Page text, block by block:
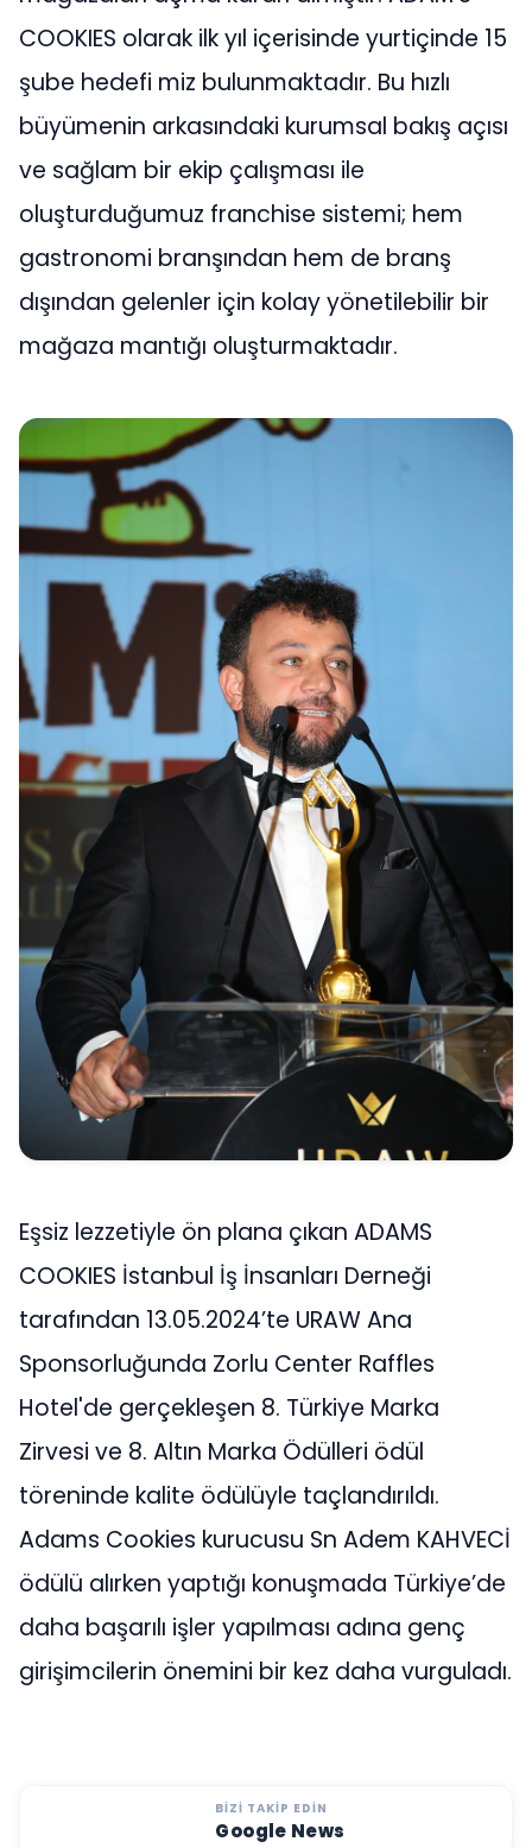
COOKIES olarak ilk yıl içerisinde yurtiçinde 15
şube hedefi miz bulunmaktadır. Bu hızlı
büyümenin arkasındaki kurumsal bakış açısı
ve sağlam bir ekip çalışması ile
oluşturduğumuz franchise sistemi; hem
gastronomi branşından hem de branş
dışından gelenler için kolay yönetilebilir bir
mağaza mantığı oluşturmaktadır.
Eşsiz lezzetiyle ön plana çıkan ADAMS
COOKIES İstanbul İş İnsanları Derneği
tarafından 13.05.2024’te URAW Ana
Sponsorluğunda Zorlu Center Raffles
Hotel'de gerçekleşen 8. Türkiye Marka
Zirvesi ve 8. Altın Marka Ödülleri ödül
töreninde kalite ödülüyle taçlandırıldı.
Adams Cookies kurucusu Sn Adem KAHVECİ
ödülü alırken yaptığı konuşmada Türkiye’de
daha başarılı işler yapılması adına genç
girişimcilerin önemini bir kez daha vurguladı.
BIZI TAKIP EDIN
Google News